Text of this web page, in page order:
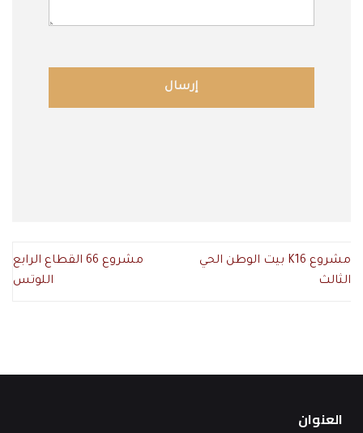
مشروع K16 بيت الوطن الحي
الثالث
مشروع 66 القطاع الرابع
اللوتس
العنوان